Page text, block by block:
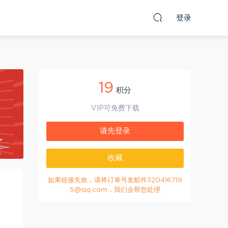
登录
19 积分
VIP可免费下载
请先登录
收藏
如果链接失效，请将订单号发邮件320416719
5@qq.com，我们会帮您处理